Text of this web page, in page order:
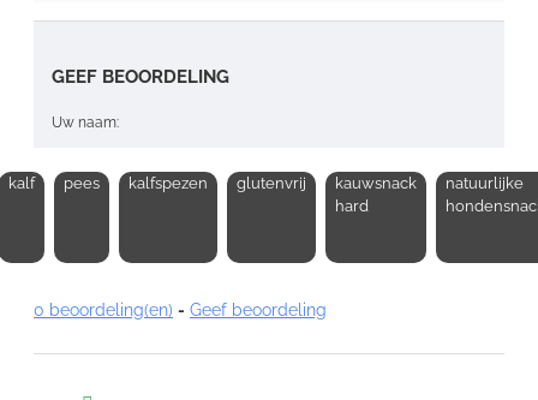
GEEF BEOORDELING
Uw naam:
Opmerking:
Note:HTML-code wordt niet vertaald!
kalf pees kalfspezen glutenvrij
kauwsnack
hard
natuurlijke
0 beoordeling(en) - Geef beoordeling